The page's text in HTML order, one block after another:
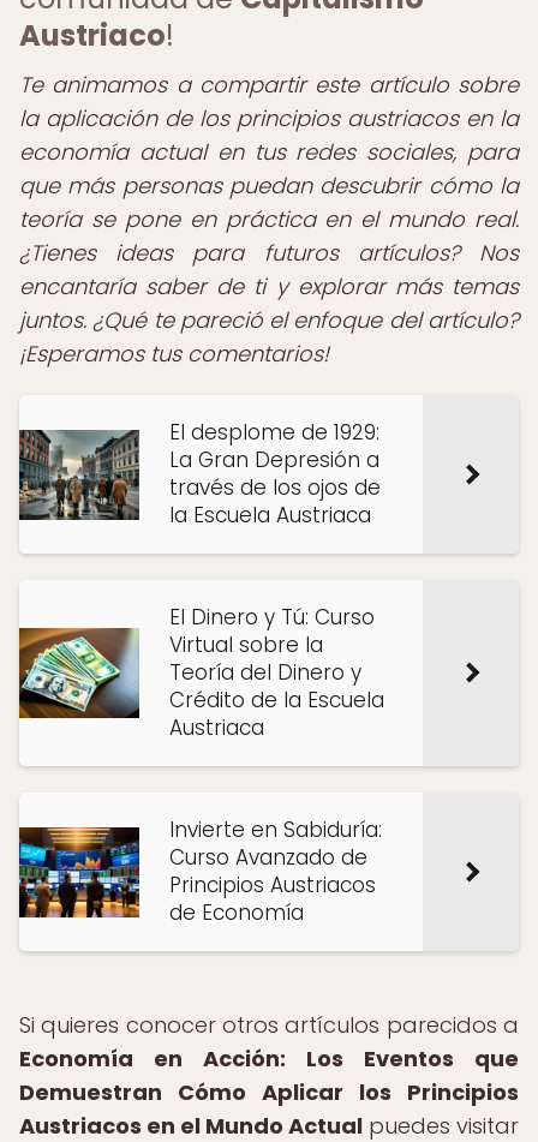
Austriaco!
Te animamos a compartir este artículo sobre
la aplicación de los principios austriacos en la
economía actual en tus redes sociales, para
que más personas puedan descubrir cómo la
teoría se pone en práctica en el mundo real.
¿Tienes ideas para futuros artículos? Nos
encantaría saber de ti y explorar más temas
juntos. ¿Qué te pareció el enfoque del artículo?
¡Esperamos tus comentarios!
El desplome de 1929:
La Gran Depresión a
través de los ojos de
la Escuela Austriaca
El Dinero y Tú: Curso
Virtual sobre la
Teoría del Dinero y
Crédito de la Escuela
Austriaca
Invierte en Sabiduría:
Curso Avanzado de
Principios Austriacos
de Economía
Si quieres conocer otros artículos parecidos a
Economía en Acción: Los Eventos que
Demuestran Cómo Aplicar los Principios
Austriacos en el Mundo Actual puedes visitar